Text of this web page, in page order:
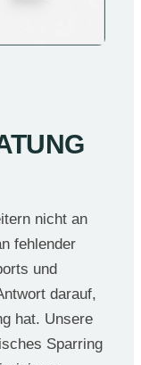
nicht an
fehlender
und
darauf,
hat. Unsere
Sparring